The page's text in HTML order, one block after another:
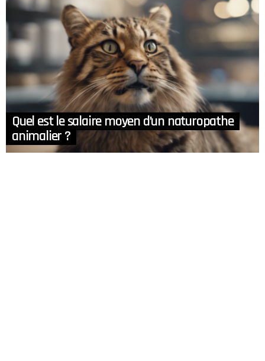
Quel est le salaire moyen d’un naturopathe
animalier ?